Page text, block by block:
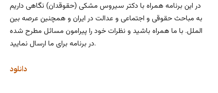
در این برنامه همراه با دکتر سیروس مشکی (حقوقدان) نگاهی داریم
به مباحث حقوقی و اجتماعی و عدالت در ایران و همچنین عرصه بین
الملل. با ما همراه باشید و نظرات خود را پیرامون مسائل مطرح شده
در برنامه برای ما ارسال نمایید.
دانلود